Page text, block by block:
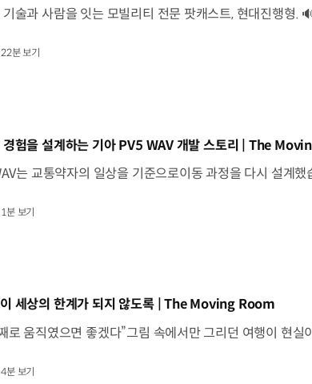
22분 보기
경험을 설계하는 기아 PV5 WAV 개발 스토리 | The
1분 보기
세상의 한계가 되지 않도록 | The Moving Room
4분 보기